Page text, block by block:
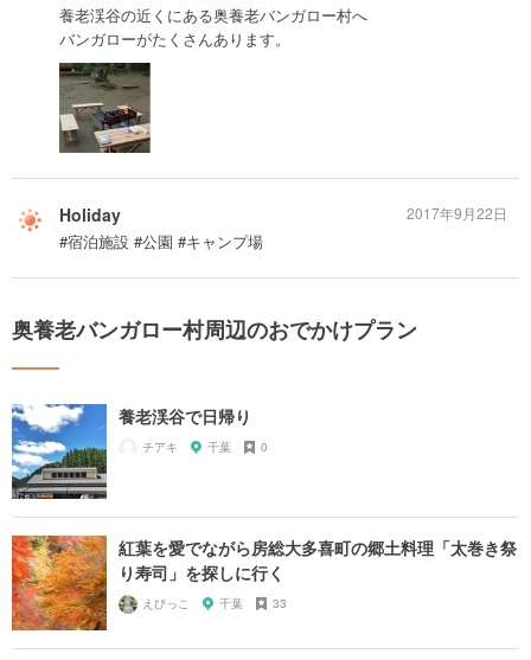
養老渓谷の近くにある奥養老バンガロー村へ
バンガローがたくさんあります。
Holiday
#宿泊施設 #公園 #キャンプ場
2017年9月22日
奥養老バンガロー村周辺のおでかけプラン
養老渓谷で日帰り
チアキ 千葉 0
紅葉を愛でながら房総大多喜町の郷土料理「太巻き祭
り寿司」を探しに行く
えびっこ 千葉 33